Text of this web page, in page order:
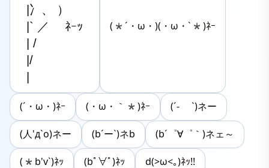
|冫、 ）
|` ／ 　ﾈｰｯ
| /
|/
(*´・ω・)(・ω・`*)ﾈｰ
(´・ω・)ﾈｰ (・ω・｀*)ﾈｰ (´- `)ネー
(人'д`o)ネー (b´ー`)ネb (b´゜∀゜｀)ネェ～
(*b'v`)ﾈｯ (bﾟ∀ﾟ)ﾈｯ d(>ω<｡)ﾈｯ!!